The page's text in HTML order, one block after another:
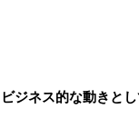
ビジネス的な動きと